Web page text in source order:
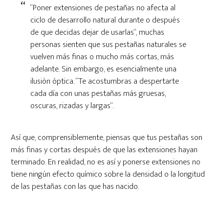
“Poner extensiones de pestañas no afecta al
ciclo de desarrollo natural durante o después
de que decidas dejar de usarlas”, muchas
personas sienten que sus pestañas naturales se
vuelven más finas o mucho más cortas, más
adelante. Sin embargo, es esencialmente una
ilusión óptica. “Te acostumbras a despertarte
cada día con unas pestañas más gruesas,
oscuras, rizadas y largas”.
Así que, comprensiblemente, piensas que tus pestañas son
más finas y cortas después de que las extensiones hayan
terminado. En realidad, no es así y ponerse extensiones no
tiene ningún efecto químico sobre la densidad o la longitud
de las pestañas con las que has nacido.